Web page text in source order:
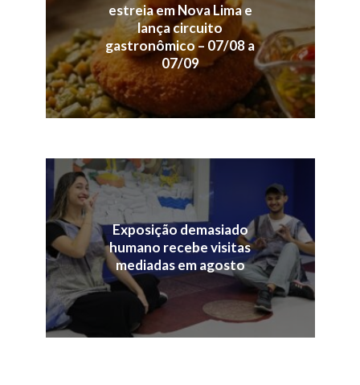
estreia em Nova Lima e
lança circuito
gastronômico – 07/08 a
07/09
Exposição demasiado
humano recebe visitas
mediadas em agosto